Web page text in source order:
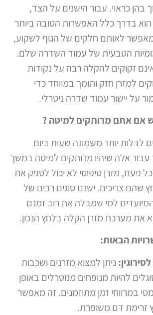
כראוי. עבור הישנים על הצד,
בדרך כלל האפשרות הטובה ביותר
לאותם חלקים של הגוף לשקוע,
הטבעית של עמוד השדרה שלם.
זקוקים להקלה רבה על נקודות
למזרן חזק ותומך במיוחד כדי
יישור עמוד שדרה ניטרלי.
אם אתם מרותקים למיטה ?
לבלות יותר משמונה שעות ביום
אלה שיהיו מרותקים למיטה במשך
פעם, מזרן טיפוסי לא יכול לספק את
צריכים. ישנם סוגים רבים של
למי שמבלה את רוב זמנם
את מערכת מזרן הקלה בלחץ הנכון.
הבאות:
ניתן למצוא מזרנים ושכבות
להיות מנופחים מנוטרלים באופן
במרווחי זמן מתוזמנים. זה מאפשר
דם משופרת.